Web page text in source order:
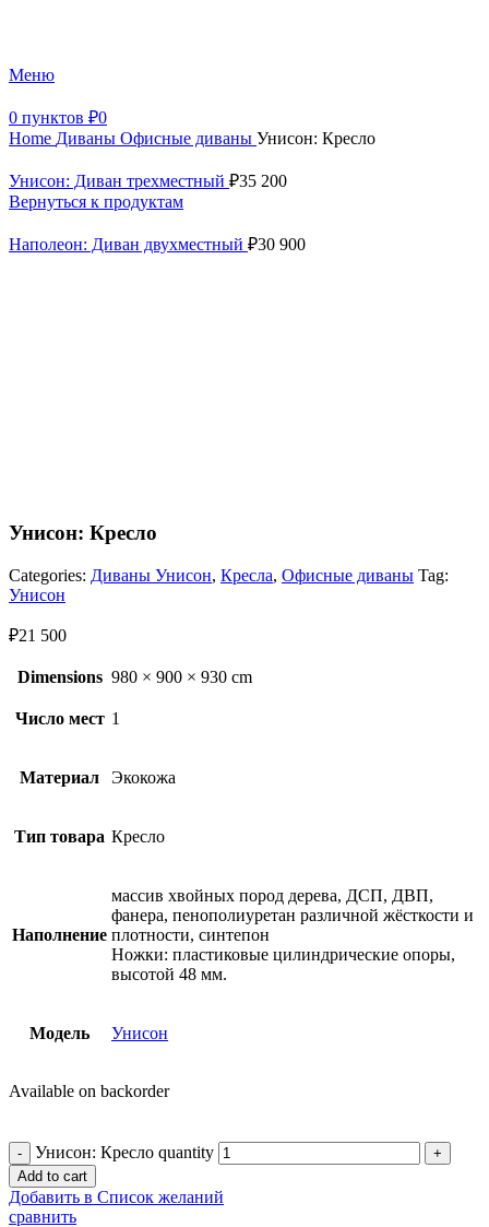
Меню
0 пунктов ₽0
Home Диваны Офисные диваны Унисон: Кресло
Унисон: Диван трехместный ₽35 200
Вернуться к продуктам
Наполеон: Диван двухместный ₽30 900
Унисон: Кресло
Categories: Диваны Унисон, Кресла, Офисные диваны Tag:
Унисон
₽21 500
Dimensions 980 × 900 × 930 cm
Число мест 1
Материал Экокожа
Тип товара Кресло
Наполнение
массив хвойных пород дерева, ДСП, ДВП,
фанера, пенополиуретан различной жёсткости и
плотности, синтепон
Ножки: пластиковые цилиндрические опоры,
высотой 48 мм.
Модель Унисон
Available on backorder
Унисон: Кресло quantity
Add to cart
Добавить в Список желаний
сравнить